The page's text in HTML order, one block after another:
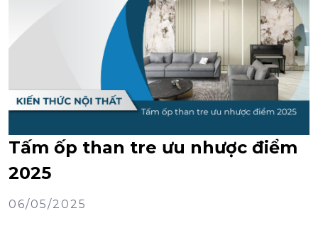
Tấm ốp than tre ưu nhược điểm
2025
06/05/2025